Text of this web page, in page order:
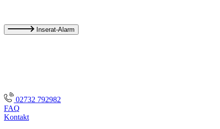
Inserat-Alarm
02732 792982
FAQ
Kontakt